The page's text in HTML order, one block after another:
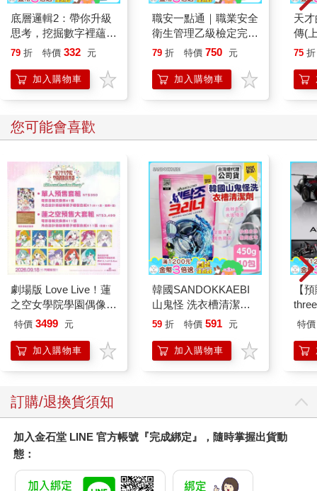
底層邏輯2：帶你升級
思考，挖掘數字裡蘊含
的商業寶藏
79 折 特價 332 元
加入購物車
職安一點通｜職業安全
衛生管理乙級檢定完勝
攻略｜2026版(套書)
79 折 特價 750 元
加入購物車
天
傳(
75 折
您可能會喜歡
劇場版 Love Live！蓮
之空女學院學園偶像俱
樂部 Bloom Garden
組
特價 3499 元
加入購物車
韓國SANDOKKAEBI
山鬼怪 洗衣槽清潔劑
450公克-10包組
59 折 特價 591 元
加入購物車
【
VA
特價
訂購/退換貨須知
加入金石堂 LINE 官方帳號『完成綁定』，隨時掌握出貨動
態：